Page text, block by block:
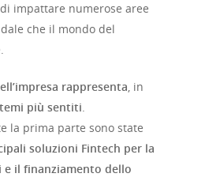
impattare numerose aree
che il mondo del
rappresenta, in
più sentiti.
la prima parte sono state
soluzioni Fintech per la
e il finanziamento dello